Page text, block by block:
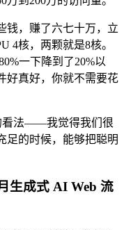
钱，赚了六七十万，立
4核，两颗就是8核。
一下降到了20%以
好真好，你就不需要花
看法——我觉得我们很
足的时候，能够把聪明
生成式 AI Web 流